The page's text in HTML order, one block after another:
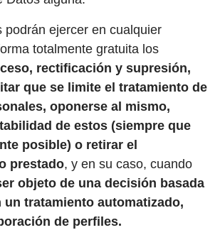
podrán ejercer en cualquier
totalmente gratuita los
rectificación y supresión,
que se limite el tratamiento de
oponerse al mismo,
de estos (siempre que
posible) o retirar el
prestado, y en su caso, cuando
objeto de una decisión basada
un tratamiento automatizado,
de perfiles.